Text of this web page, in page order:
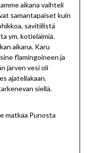
aikana vaihteli
samantapaiset kuin
savitiilistä
ym. kotieläimiä.
aikana. Karu
flamingoineen ja
järven vesi oli
ajatellakaan.
siellä.
matkaa Punosta